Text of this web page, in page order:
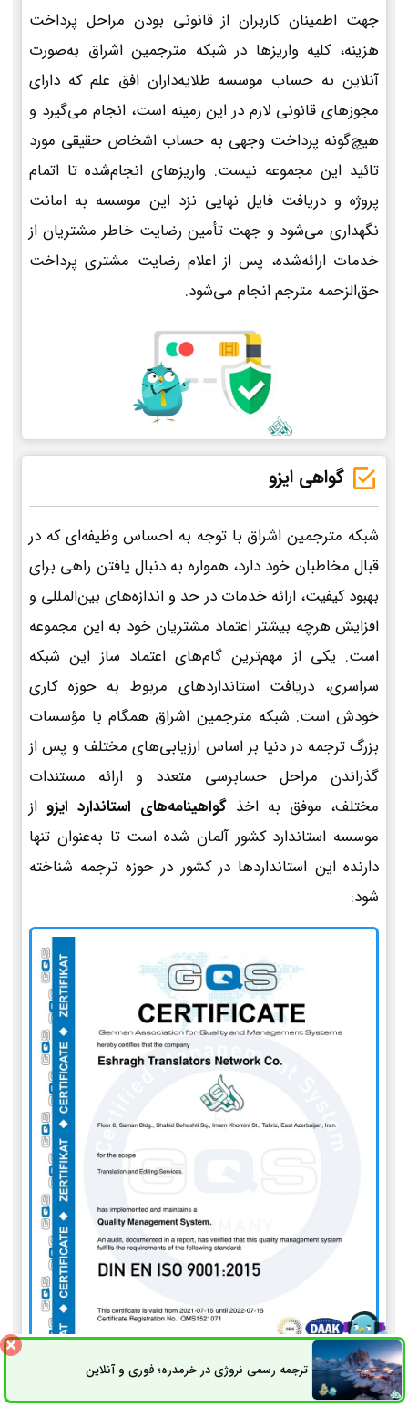
جهت اطمینان کاربران از قانونی بودن مراحل پرداخت
هزینه، کلیه واریزها در شبکه مترجمین اشراق به‌صورت
آنلاین به حساب موسسه طلایه‌داران افق علم که دارای
مجوزهای قانونی لازم در این زمینه است، انجام می‌گیرد و
هیچ‌گونه پرداخت وجهی به حساب اشخاص حقیقی مورد
تائید این مجموعه نیست. واریزهای انجام‌شده تا اتمام
پروژه و دریافت فایل نهایی نزد این موسسه به امانت
نگهداری می‌شود و جهت تأمین رضایت خاطر مشتریان از
خدمات ارائه‌شده، پس از اعلام رضایت مشتری پرداخت
حق‌الزحمه مترجم انجام می‌شود.
گواهی ایزو
شبکه مترجمین اشراق با توجه به احساس وظیفه‌ای که در
قبال مخاطبان خود دارد، همواره به دنبال یافتن راهی برای
بهبود کیفیت، ارائه خدمات در حد و اندازه‌های بین‌المللی و
افزایش هرچه بیشتر اعتماد مشتریان خود به این مجموعه
است. یکی از مهم‌ترین گام‌های اعتماد ساز این شبکه
سراسری، دریافت استانداردهای مربوط به حوزه کاری
خودش است. شبکه مترجمین اشراق همگام با مؤسسات
بزرگ ترجمه در دنیا بر اساس ارزیابی‌های مختلف و پس از
گذراندن مراحل حسابرسی متعدد و ارائه مستندات
مختلف، موفق به اخذ گواهینامه‌های استاندارد ایزو از
موسسه استاندارد کشور آلمان شده است تا به‌عنوان تنها
دارنده این استانداردها در کشور در حوزه ترجمه شناخته
شود:
ترجمه رسمی نروژی در خرمدره؛ فوری و آنلاینثبت سفارش راه های ارتباطی